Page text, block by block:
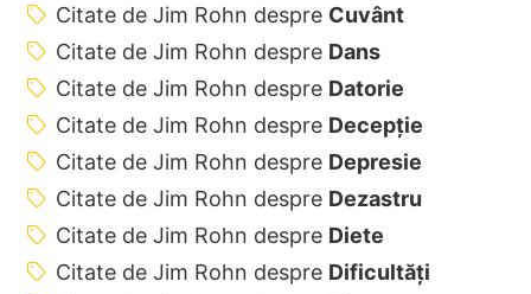
Citate de Jim Rohn despre Cuvânt
Citate de Jim Rohn despre Dans
Citate de Jim Rohn despre Datorie
Citate de Jim Rohn despre Decepție
Citate de Jim Rohn despre Depresie
Citate de Jim Rohn despre Dezastru
Citate de Jim Rohn despre Diete
Citate de Jim Rohn despre Dificultăţi